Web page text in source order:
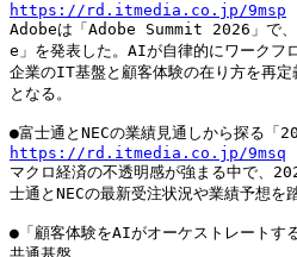
https://rd.itmedia.co.jp/9msp
Adobeは「Adobe Summit 2026」で
e」を発表した。AIが自律的にワークフ
企業のIT基盤と顧客体験の在り方を再定
となる。
https://rd.itmedia.co.jp/9msq
マクロ経済の不透明感が強まる中で、
士通とNECの最新受注状況や業績予想
●「顧客体験をAIがオーケストレートす